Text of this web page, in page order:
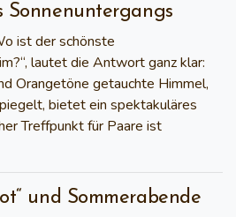
Sonnenuntergangs
ist der schönste
, lautet die Antwort ganz klar:
Orangetöne getauchte Himmel,
bietet ein spektakuläres
Treffpunkt für Paare ist
und Sommerabende